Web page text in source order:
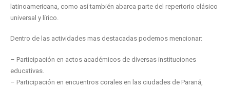
latinoamericana, como así también abarca parte del repertorio clásico
universal y lírico.
Dentro de las actividades mas destacadas podemos mencionar:
– Participación en actos académicos de diversas instituciones
educativas.
– Participación en encuentros corales en las ciudades de Paraná,